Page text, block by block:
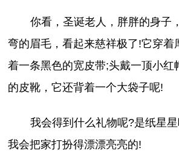
你看，圣诞老人，胖胖的身子
弯的眉毛，看起来慈祥极了!它穿着
着一条黑色的宽皮带;头戴一顶小红
的皮靴，它还背着一个大袋子呢!
我会得到什么礼物呢?是纸星星
我会把家打扮得漂漂亮亮的!